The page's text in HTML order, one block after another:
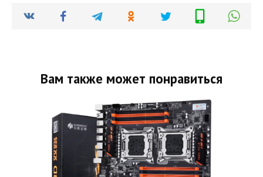
Вам также может понравиться